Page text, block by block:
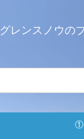
グレンスノウの
①